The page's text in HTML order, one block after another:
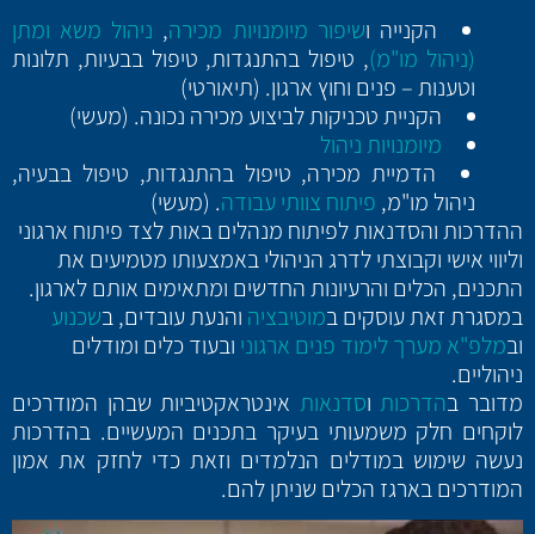
הקנייה ושיפור מיומנויות מכירה, ניהול משא ומתן
(ניהול מו"מ), טיפול בהתנגדות, טיפול בבעיות, תלונות
וטענות – פנים וחוץ ארגון. (תיאורטי)
הקניית טכניקות לביצוע מכירה נכונה. (מעשי)
מיומנויות ניהול
הדמיית מכירה, טיפול בהתנגדות, טיפול בבעיה,
ניהול מו"מ, פיתוח צוותי עבודה. (מעשי)
ההדרכות והסדנאות לפיתוח מנהלים באות לצד פיתוח ארגוני
וליווי אישי וקבוצתי לדרג הניהולי באמצעותו מטמיעים את
התכנים, הכלים והרעיונות החדשים ומתאימים אותם לארגון.
במסגרת זאת עוסקים במוטיבציה והנעת עובדים, בשכנוע
ובמלפ"א מערך לימוד פנים ארגוני ובעוד כלים ומודלים
ניהוליים.
מדובר בהדרכותוסדנאות אינטראקטיביות שבהן המודרכים
לוקחים חלק משמעותי בעיקר בתכנים המעשיים. בהדרכות
נעשה שימוש במודלים הנלמדים וזאת כדי לחזק את אמון
המודרכים בארגז הכלים שניתן להם.